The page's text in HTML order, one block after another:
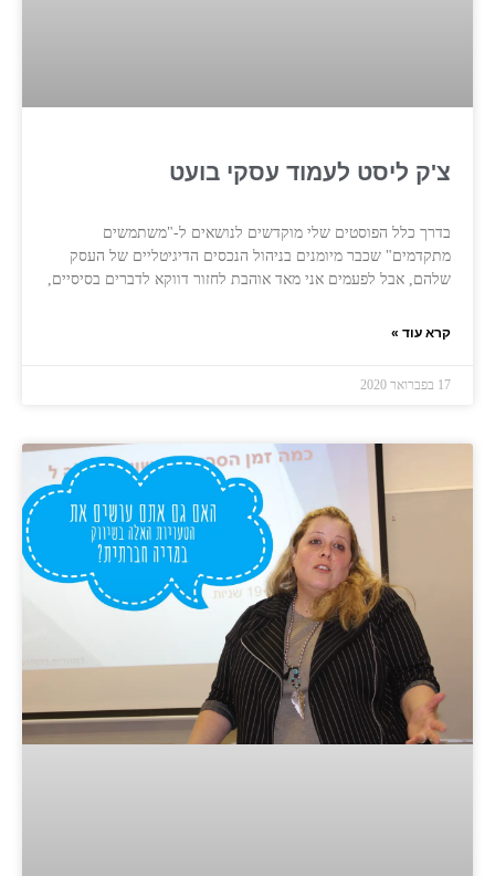
צ'ק ליסט לעמוד עסקי בועט
בדרך כלל הפוסטים שלי מוקדשים לנושאים ל-"משתמשים
מתקדמים" שכבר מיומנים בניהול הנכסים הדיגיטליים של העסק
שלהם, אבל לפעמים אני מאד אוהבת לחזור דווקא לדברים בסיסיים,
קרא עוד »
17 בפברואר 2020